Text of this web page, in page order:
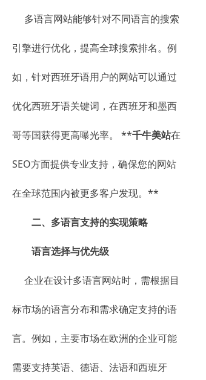
多语言网站能够针对不同语言的搜索
引擎进行优化，提高全球搜索排名。例
如，针对西班牙语用户的网站可以通过
优化西班牙语关键词，在西班牙和墨西
哥等国获得更高曝光率。 **千牛美站在
SEO方面提供专业支持，确保您的网站
在全球范围内被更多客户发现。**
二、多语言支持的实现策略
语言选择与优先级
企业在设计多语言网站时，需根据目
标市场的语言分布和需求确定支持的语
言。例如，主要市场在欧洲的企业可能
需要支持英语、德语、法语和西班牙